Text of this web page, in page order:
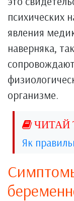
психических
явления
наверняка,
организме.
Як